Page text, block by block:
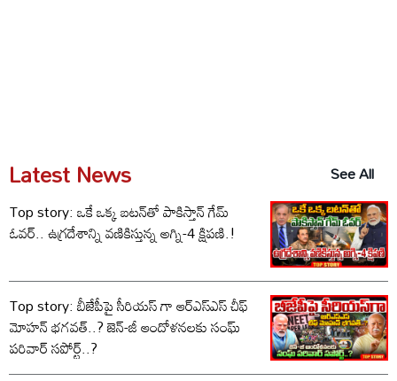
Latest News
See All
Top story: ఒకే ఒక్క బటన్‌తో పాకిస్తాన్ గేమ్
ఓవర్.. ఉగ్రదేశాన్ని వణికిస్తున్న అగ్ని-4 క్షిపణి.!
Top story: బీజేపీపై సీరియస్ గా ఆర్‌ఎస్‌ఎస్ చీఫ్
మోహన్ భగవత్..? జెన్-జీ ఆందోళనలకు సంఘ్
పరివార్ సపోర్ట్..?